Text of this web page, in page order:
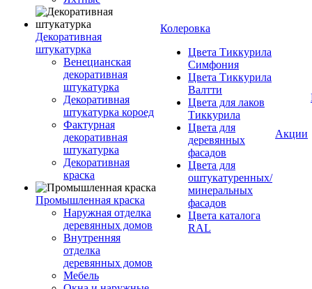
Декоративная
штукатурка
Венецианская
декоративная
штукатурка
Декоративная
штукатурка короед
Фактурная
декоративная
штукатурка
Декоративная
краска
Промышленная краска
Наружная отделка
деревянных домов
Внутренняя
отделка
деревянных домов
Мебель
Колеровка
Цвета Тиккурила
Симфония
Цвета Тиккурила
Валтти
Цвета для лаков
Тиккурила
Цвета для
деревянных
фасадов
Цвета для
оштукатуренных/
минеральных
фасадов
Цвета каталога
RAL
Акции